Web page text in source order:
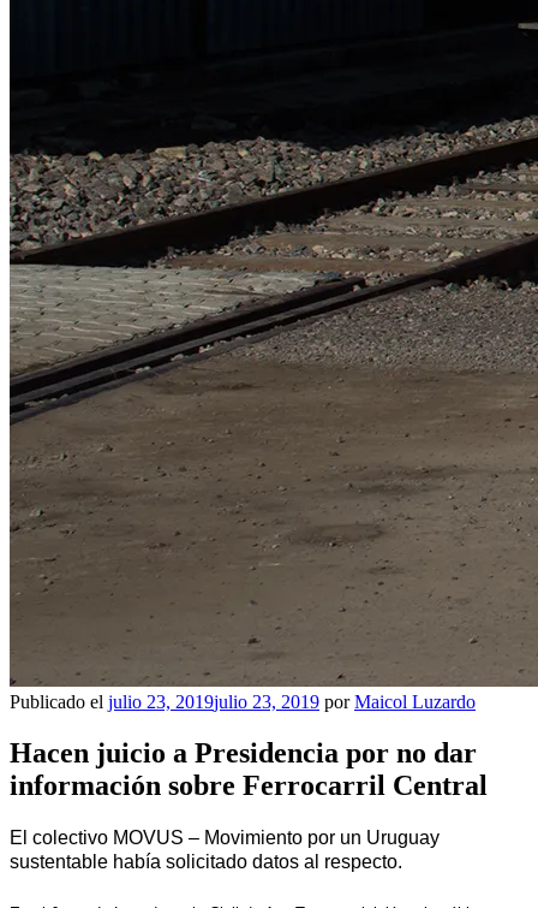
Publicado el julio 23, 2019julio 23, 2019 porMaicol Luzardo
Hacen juicio a Presidencia por no dar
información sobre Ferrocarril Central
El colectivo MOVUS – Movimiento por un Uruguay
sustentable había solicitado datos al respecto.